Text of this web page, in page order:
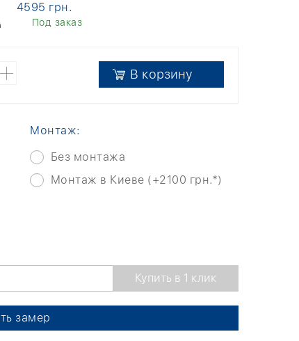
4595 грн.
Под заказ
В корзину
Монтаж:
Без монтажа
Монтаж в Киеве (+2100 грн.*)
замер